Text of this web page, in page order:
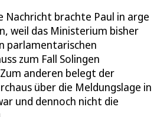
Nachricht brachte Paul in arge
weil das Ministerium bisher
parlamentarischen
zum Fall Solingen
anderen belegt der
über die Meldungslage in
und dennoch nicht die